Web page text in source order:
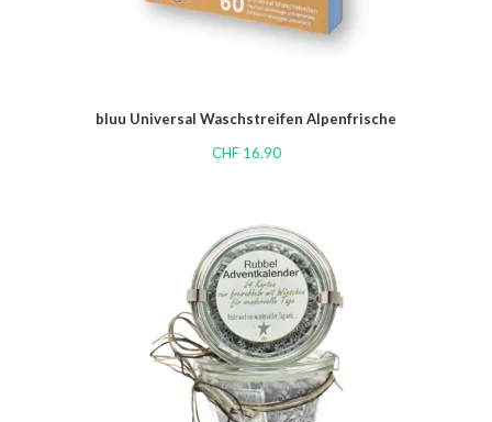
bluu Universal Waschstreifen Alpenfrische
CHF16.90